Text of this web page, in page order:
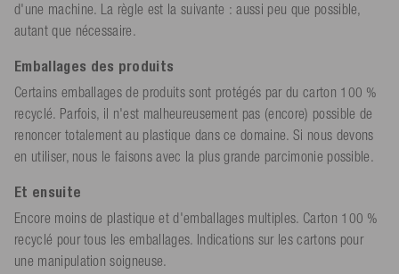
d'une machine. La règle est la suivante : aussi peu que possible,
autant que nécessaire.
Emballages des produits
Certains emballages de produits sont protégés par du carton 100 %
recyclé. Parfois, il n'est malheureusement pas (encore) possible de
renoncer totalement au plastique dans ce domaine. Si nous devons
en utiliser, nous le faisons avec la plus grande parcimonie possible.
Et ensuite
Encore moins de plastique et d'emballages multiples. Carton 100 %
recyclé pour tous les emballages. Indications sur les cartons pour
une manipulation soigneuse.